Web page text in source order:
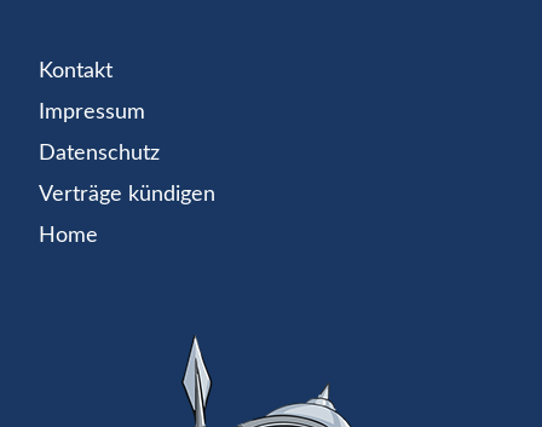
Kontakt
Impressum
Datenschutz
Verträge kündigen
Home